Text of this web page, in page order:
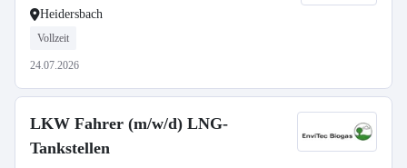
Heidersbach
Vollzeit
24.07.2026
LKW Fahrer (m/w/d) LNG-
Tankstellen